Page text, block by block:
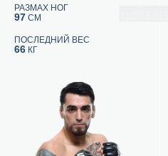
РАЗМАХ НОГ
97 СМ
ПОСЛЕДНИЙ ВЕС
66 КГ